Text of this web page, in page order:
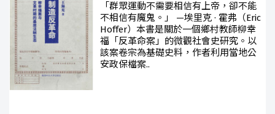
「群眾運動不需要相信有上帝，卻不能
不相信有魔鬼。」 —埃里克 · 霍弗（Eric
Hoffer）本書是關於一個鄉村教師柳幸
福「反革命案」的微觀社會史研究。以
該案卷宗為基礎史料，作者利用當地公
安政保檔案..